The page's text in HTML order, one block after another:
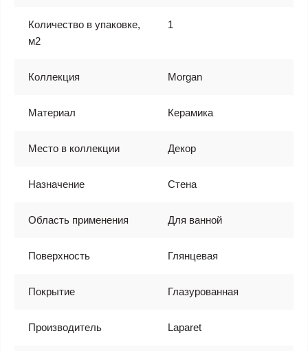
Количество в упаковке,
м2
1
Коллекция Morgan
Материал Керамика
Место в коллекции Декор
Назначение Стена
Область применения Для ванной
Поверхность Глянцевая
Покрытие Глазурованная
Производитель Laparet